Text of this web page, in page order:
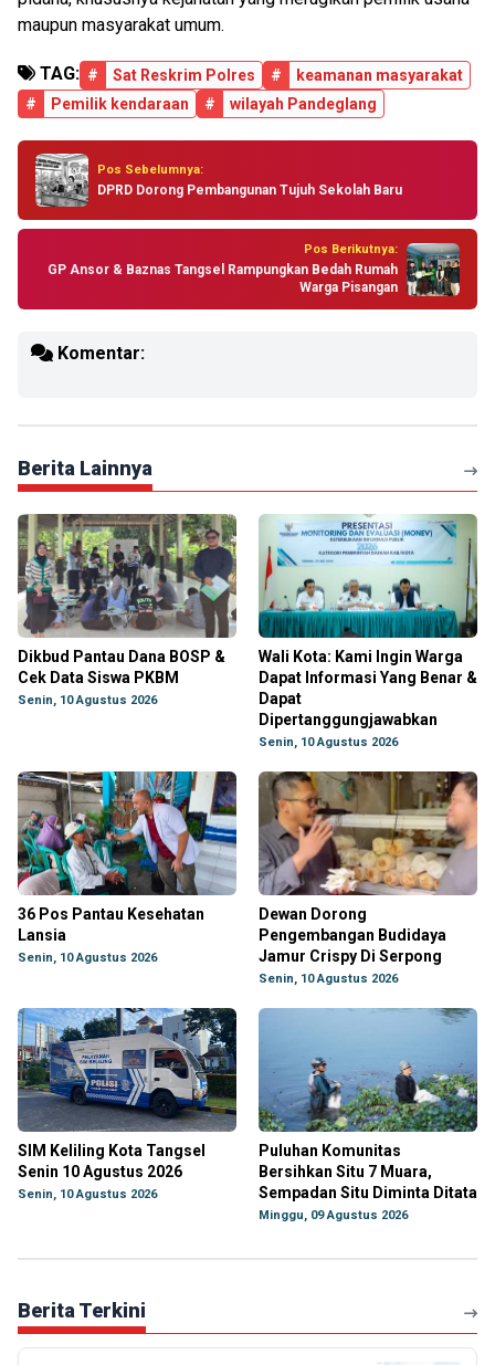
maupun masyarakat umum.
TAG: # Sat Reskrim Polres #
keamanan masyarakat
#
Pemilik kendaraan # wilayah Pandeglang
Pos Sebelumnya:
DPRD Dorong Pembangunan Tujuh Sekolah Baru
Pos Berikutnya:
GP Ansor & Baznas Tangsel Rampungkan Bedah Rumah
Warga Pisangan
Komentar:
Berita Lainnya
Dikbud Pantau Dana BOSP &
Cek Data Siswa PKBM
Senin, 10 Agustus 2026
Wali Kota: Kami Ingin Warga
Dapat Informasi Yang Benar &
Dapat
Dipertanggungjawabkan
Senin, 10 Agustus 2026
36 Pos Pantau Kesehatan
Lansia
Senin, 10 Agustus 2026
Dewan Dorong
Pengembangan Budidaya
Jamur Crispy Di Serpong
Senin, 10 Agustus 2026
SIM Keliling Kota Tangsel
Senin 10 Agustus 2026
Senin, 10 Agustus 2026
Puluhan Komunitas
Bersihkan Situ 7 Muara,
Sempadan Situ Diminta Ditata
Minggu, 09 Agustus 2026
Berita Terkini